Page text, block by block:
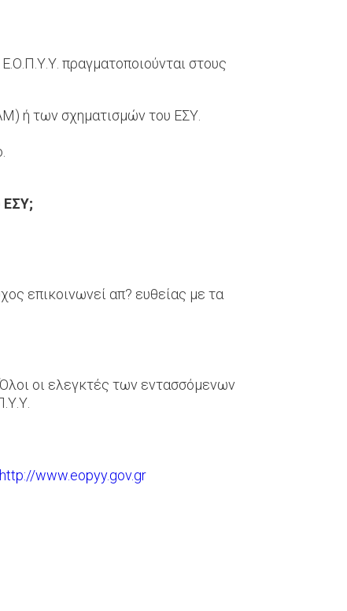
πραγματοποιούνται στους
ή των σχηματισμών του ΕΣΥ.
ΕΣΥ;
επικοινωνεί απ? ευθείας με τα
οι ελεγκτές των εντασσόμενων
http://www.eopyy.gov.gr